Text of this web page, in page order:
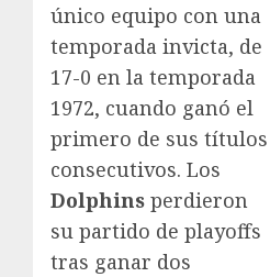
único equipo con una
temporada invicta, de
17-0 en la temporada
1972, cuando ganó el
primero de sus títulos
consecutivos. Los
Dolphins perdieron
su partido de playoffs
tras ganar dos